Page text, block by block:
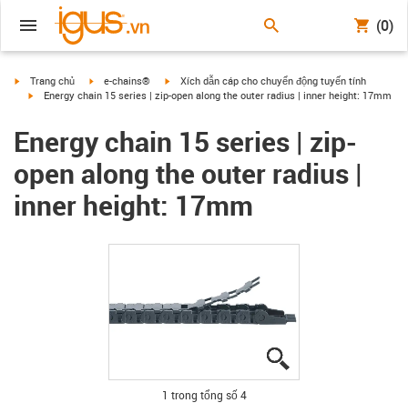
(0)
igus-icon-arrow-right
Trang chủ igus-icon-arrow-right
e-chains® igus-icon-arrow-right
Xích dẫn cáp cho chuyển động tuyến tính
igus-icon-arrow-right
Energy chain 15 series | zip-open along the outer radius | inner height: 17mm
Energy chain 15 series | zip-
open along the outer radius |
inner height: 17mm
1 trong tổng số 4